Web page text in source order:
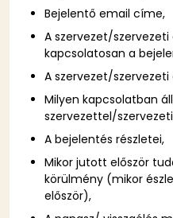
Bejelentő email címe,
A szervezet/
kapcsolatosan a
A szervezet/
Milyen kapcsolatban
szervezettel/
A bejelentés részletei,
Mikor jutott először
körülmény (mikor
először),